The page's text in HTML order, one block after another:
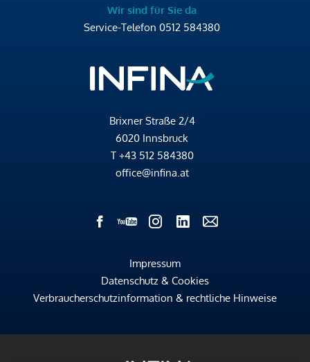
Wir sind für Sie da
Service-Telefon 0512 584380
Brixner Straße 2/4
6020 Innsbruck
T +43 512 584380
office@infina.at
Impressum
Datenschutz & Cookies
Verbraucherschutzinformation & rechtliche Hinweise